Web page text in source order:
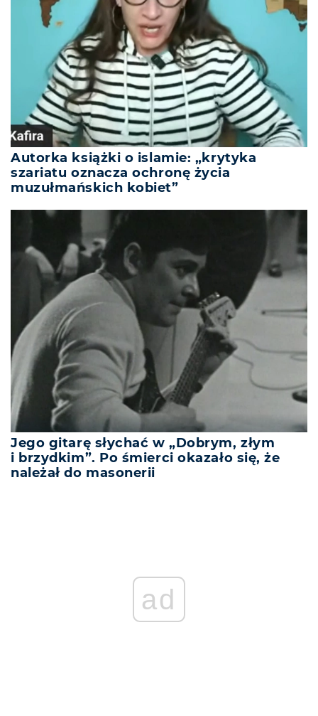
Autorka książki o islamie: „krytyka
szariatu oznacza ochronę życia
muzułmańskich kobiet”
Jego gitarę słychać w „Dobrym, złym
i brzydkim”. Po śmierci okazało się, że
należał do masonerii
ad